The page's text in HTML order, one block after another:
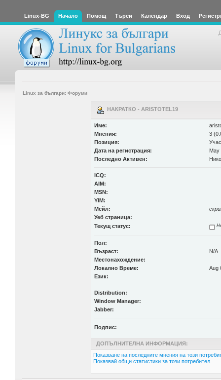
Linux-BG Начало Помощ Търси Календар Вход
Linux за българи: Форуми
НАКРАТКО - ARISTOTEL19
Име:
Мнения:
3
Позиция:
Дата на регистрация:
May
Последно Активен:
ICQ:
AIM:
MSN:
YIM:
Мейл:
Уеб страница:
Текущ статус:
Пол:
Възраст:
N/A
Местонахождение:
Локално Време:
Aug
Език:
Distribution:
Window Manager:
Jabber:
Подпис:
ДОПЪЛНИТЕЛНА ИНФОРМАЦИЯ:
Показване на последните мнения на този
Показвай общи статистики за този потребител.